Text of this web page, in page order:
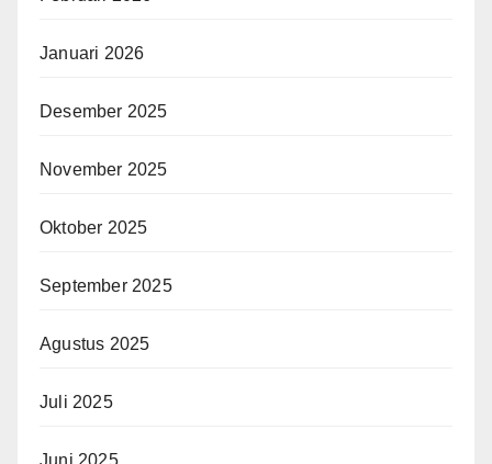
Januari 2026
Desember 2025
November 2025
Oktober 2025
September 2025
Agustus 2025
Juli 2025